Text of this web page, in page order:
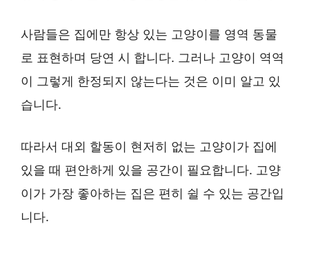
사람들은 집에만 항상 있는 고양이를 영역 동물
로 표현하며 당연 시 합니다. 그러나 고양이 역역
이 그렇게 한정되지 않는다는 것은 이미 알고 있
습니다.
따라서 대외 할동이 현저히 없는 고양이가 집에
있을 때 편안하게 있을 공간이 필요합니다. 고양
이가 가장 좋아하는 집은 편히 쉴 수 있는 공간입
니다.